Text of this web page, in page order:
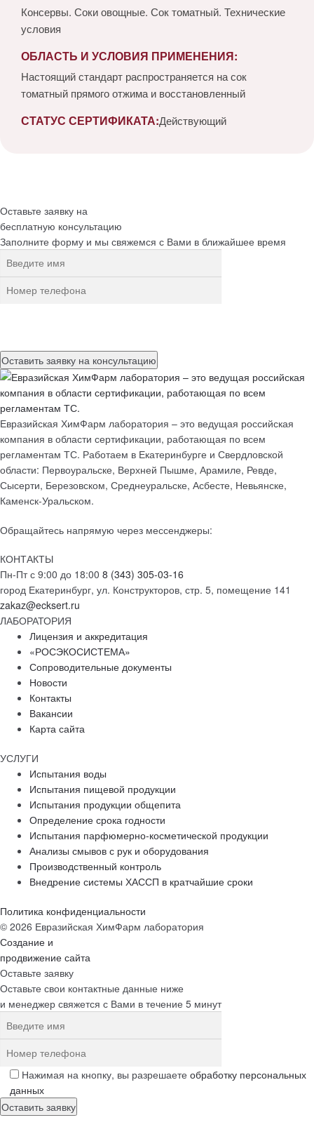
Консервы. Соки овощные. Сок томатный. Технические
условия
ОБЛАСТЬ И УСЛОВИЯ ПРИМЕНЕНИЯ:
Настоящий стандарт распространяется на сок
томатный прямого отжима и восстановленный
СТАТУС СЕРТИФИКАТА:Действующий
Оставьте заявку на
бесплатную консультацию
Заполните форму и мы свяжемся с Вами в ближайшее время
Евразийская ХимФарм лаборатория – это ведущая российская
компания в области сертификации, работающая по всем
регламентам ТС. Работаем в Екатеринбурге и Свердловской
области: Первоуральске, Верхней Пышме, Арамиле, Ревде,
Сысерти, Березовском, Среднеуральске, Асбесте, Невьянске,
Каменск-Уральском.
Обращайтесь напрямую через мессенджеры:
КОНТАКТЫ
Пн-Пт с 9:00 до 18:00 8 (343) 305-03-16
город Екатеринбург, ул. Конструкторов, стр. 5, помещение 141
zakaz@ecksert.ru
ЛАБОРАТОРИЯ
Лицензия и аккредитация
«РОСЭКОСИСТЕМА»
Сопроводительные документы
Новости
Контакты
Вакансии
Карта сайта
УСЛУГИ
Испытания воды
Испытания пищевой продукции
Испытания продукции общепита
Определение срока годности
Испытания парфюмерно-косметической продукции
Анализы смывов с рук и оборудования
Производственный контроль
Внедрение системы ХАССП в кратчайшие сроки
Политика конфиденциальности
© 2026 Евразийская ХимФарм лаборатория
Создание и
продвижение сайта
Оставьте заявку
Оставьте свои контактные данные ниже
и менеджер свяжется с Вами в течение 5 минут
Нажимая на кнопку, вы разрешаете обработку персональных
данных